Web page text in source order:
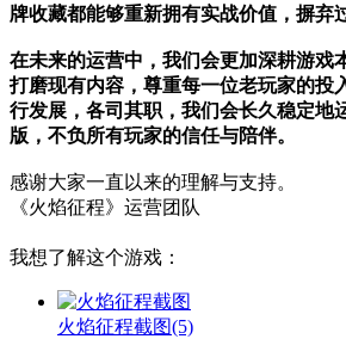
牌收藏都能够重新拥有实战价值，摒弃
在未来的运营中，我们会更加深耕游戏
打磨现有内容，尊重每一位老玩家的投
行发展，各司其职，我们会长久稳定地
版，不负所有玩家的信任与陪伴。
感谢大家一直以来的理解与支持。
《火焰征程》运营团队
我想了解这个游戏：
火焰征程截图(5)